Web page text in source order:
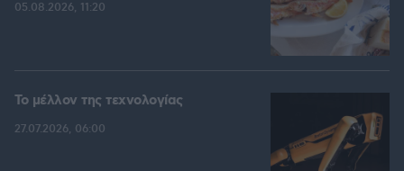
05.08.2026, 11:20
Το μέλλον της τεχνολογίας
27.07.2026, 06:00